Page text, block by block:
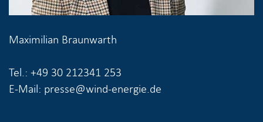
Maximilian Braunwarth
Tel.: +49 30 212341 253
E-Mail: presse@wind-energie.de